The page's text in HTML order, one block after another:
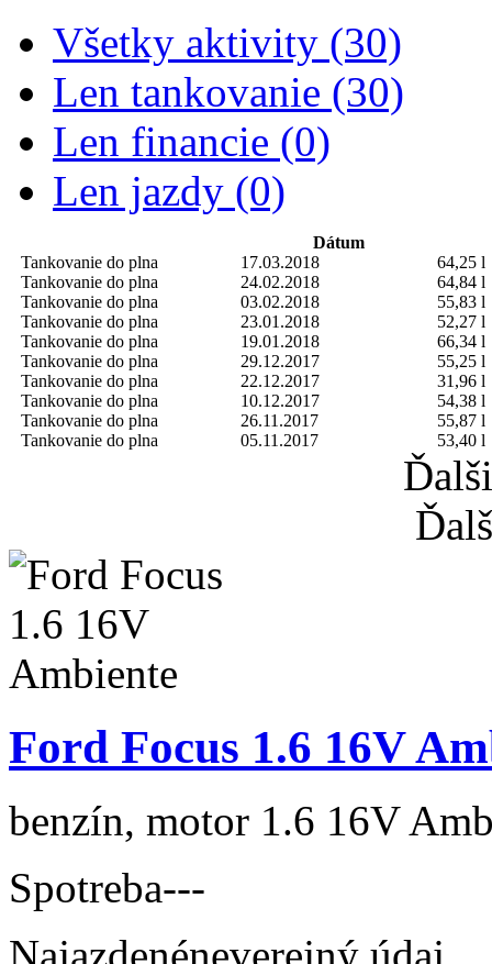
Všetky aktivity (30)
Len tankovanie (30)
Len financie (0)
Len jazdy (0)
Dátum
Tankovanie do plna
17.03.2018
64,25 l
Tankovanie do plna
24.02.2018
64,84 l
Tankovanie do plna
03.02.2018
55,83 l
Tankovanie do plna
23.01.2018
52,27 l
Tankovanie do plna
19.01.2018
66,34 l
Tankovanie do plna
29.12.2017
55,25 l
Tankovanie do plna
22.12.2017
31,96 l
Tankovanie do plna
10.12.2017
54,38 l
Tankovanie do plna
26.11.2017
55,87 l
Tankovanie do plna
05.11.2017 53,40 l
Ford Focus 1.6 16V
benzín, motor 1.6 16V
Spotreba---
Najazdenéneverejný údaj